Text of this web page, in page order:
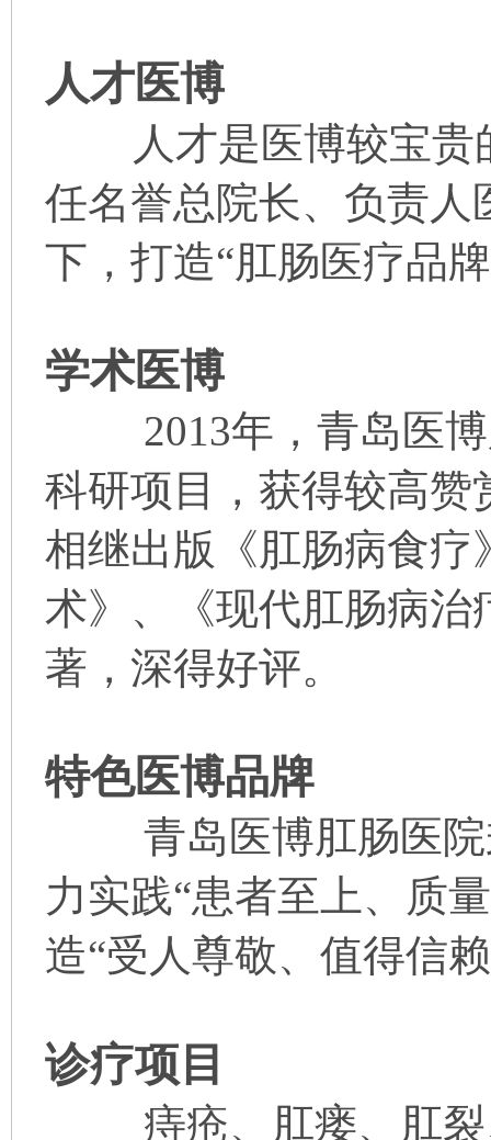
人才医博
人才是医博较宝贵
任名誉总院长、负责
下，打造“肛肠医疗品
学术医博
2013年，青岛医博
科研项目，获得较高
相继出版《肛肠病食
术》、《现代肛肠病
著，深得好评。
特色医博品牌
青岛医博肛肠医院
力实践“患者至上、质
造“受人尊敬、值得信
诊疗项目
痔疮、肛瘘、肛裂